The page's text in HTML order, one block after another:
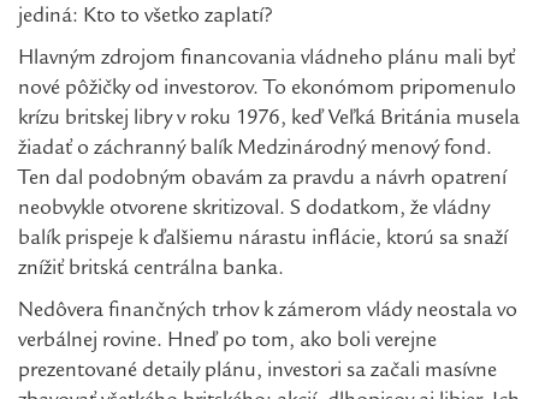
jediná: Kto to všetko zaplatí?
Hlavným zdrojom financovania vládneho plánu mali byť
nové pôžičky od investorov. To ekonómom pripomenulo
krízu britskej libry v roku 1976, keď Veľká Británia musela
žiadať o záchranný balík Medzinárodný menový fond.
Ten dal podobným obavám za pravdu a návrh opatrení
neobvykle otvorene skritizoval. S dodatkom, že vládny
balík prispeje k ďalšiemu nárastu inflácie, ktorú sa snaží
znížiť britská centrálna banka.
Nedôvera finančných trhov k zámerom vlády neostala vo
verbálnej rovine. Hneď po tom, ako boli verejne
prezentované detaily plánu, investori sa začali masívne